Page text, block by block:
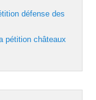
défense des
pétition châteaux